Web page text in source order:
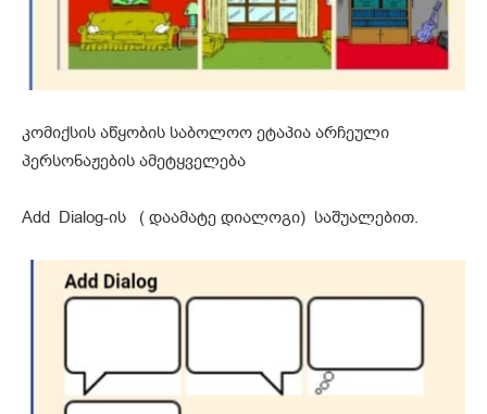
კომიქსის აწყობის საბოლოო ეტაპია არჩეული
პერსონაჟების ამეტყველება
Add Dialog-ის ( დაამატე დიალოგი) საშუალებით.